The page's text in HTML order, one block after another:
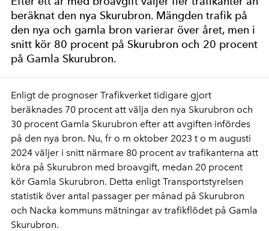
beräknat den nya Skurubron. Mängden trafik på
den nya och gamla bron varierar över året, men i
snitt kör 80 procent på Skurubron och 20 procent
på Gamla Skurubron.
Enligt de prognoser Trafikverket tidigare gjort
beräknades 70 procent att välja den nya Skurubron och
30 procent Gamla Skurubron efter att avgiften infördes
på den nya bron. Nu, fr o m oktober 2023 t o m augusti
2024 väljer i snitt närmare 80 procent av trafikanterna att
köra på Skurubron med broavgift, medan 20 procent
kör Gamla Skurubron. Detta enligt Transportstyrelsen
statistik över antal passager per månad på Skurubron
och Nacka kommuns mätningar av trafikflödet på Gamla
Skurubron.